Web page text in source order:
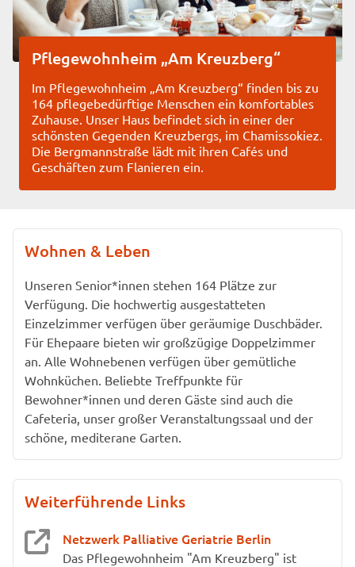
Pflegewohnheim „Am Kreuzberg“
Im Pflegewohnheim „Am Kreuzberg“ finden bis zu
164 pflegebedürftige Menschen ein komfortables
Zuhause. Unser Haus befindet sich in einer der
schönsten Gegenden Kreuzbergs, im Chamissokiez.
Die Bergmannstraße lädt mit ihren Cafés und
Geschäften zum Flanieren ein.
Wohnen & Leben
Unseren Senior*innen stehen 164 Plätze zur
Verfügung. Die hochwertig ausgestatteten
Einzelzimmer verfügen über geräumige Duschbäder.
Für Ehepaare bieten wir großzügige Doppelzimmer
an. Alle Wohnebenen verfügen über gemütliche
Wohnküchen. Beliebte Treffpunkte für
Bewohner*innen und deren Gäste sind auch die
Cafeteria, unser großer Veranstaltungssaal und der
schöne, mediterane Garten.
Weiterführende Links
Netzwerk Palliative Geriatrie Berlin
Das Pflegewohnheim "Am Kreuzberg" ist